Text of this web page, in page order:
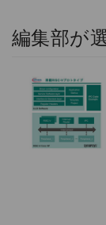
編集部が